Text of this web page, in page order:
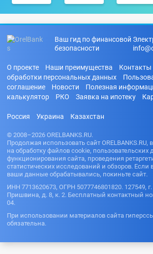
Ваш гид по финансовой
безопасности
О проекте Наши преимущества Контакты
обработки персональных данных
соглашение
Новости Полезная
калькулятор
РКО Заявка на ипотеку
Россия Украина Казахстан
© 2008–2026 ORELBANKS.RU.
Продолжая использовать сайт ORELBANKS.RU,
на обработку файлов cookie, пользовательских
функционирования сайта, проведения
статистических исследований и обзоров. Если
ваши данные обрабатывались, покиньте сайт.
ИНН 7713620673, ОГРН 5077746801820. 127549,
Пришвина, д. 8, к. 2. Бесплатный контактный
04.
При использовании материалов сайта
обязательна.